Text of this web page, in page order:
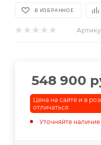
В ИЗБРАННОЕ
548 900
Цена на сайте и в
отличаться
Уточняйте наличие